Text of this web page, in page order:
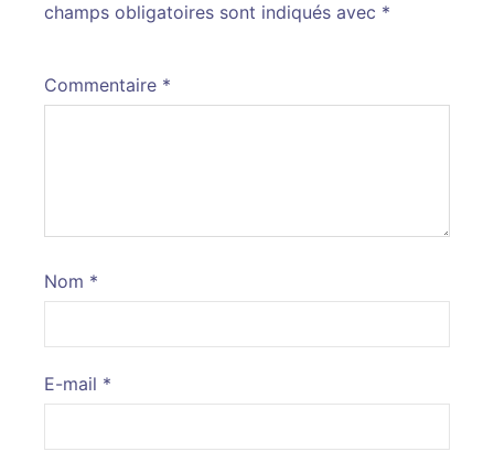
champs obligatoires sont indiqués avec *
Commentaire *
Nom *
E-mail *